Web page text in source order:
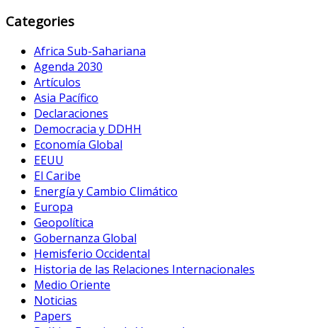
Categories
Africa Sub-Sahariana
Agenda 2030
Artículos
Asia Pacífico
Declaraciones
Democracia y DDHH
Economía Global
EEUU
El Caribe
Energía y Cambio Climático
Europa
Geopolítica
Gobernanza Global
Hemisferio Occidental
Historia de las Relaciones Internacionales
Medio Oriente
Noticias
Papers